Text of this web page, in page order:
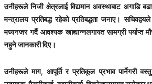
उनीहरूले निजी क्षेत्रलाई विद्यमान अवस्थाबाट अगाडि
मन्त्रालय प्रतिबद्ध रहेको प्रतिबद्धता जनाए।
मध्यनजर गर्दै आवश्यक खाद्यान्नलगायत सामग्री पर्याप्त
नहुने जानकारी दिए।
उनीहरूले माग, आपूर्ति र प्रतिकूल प्रभाव पार्नेगरी